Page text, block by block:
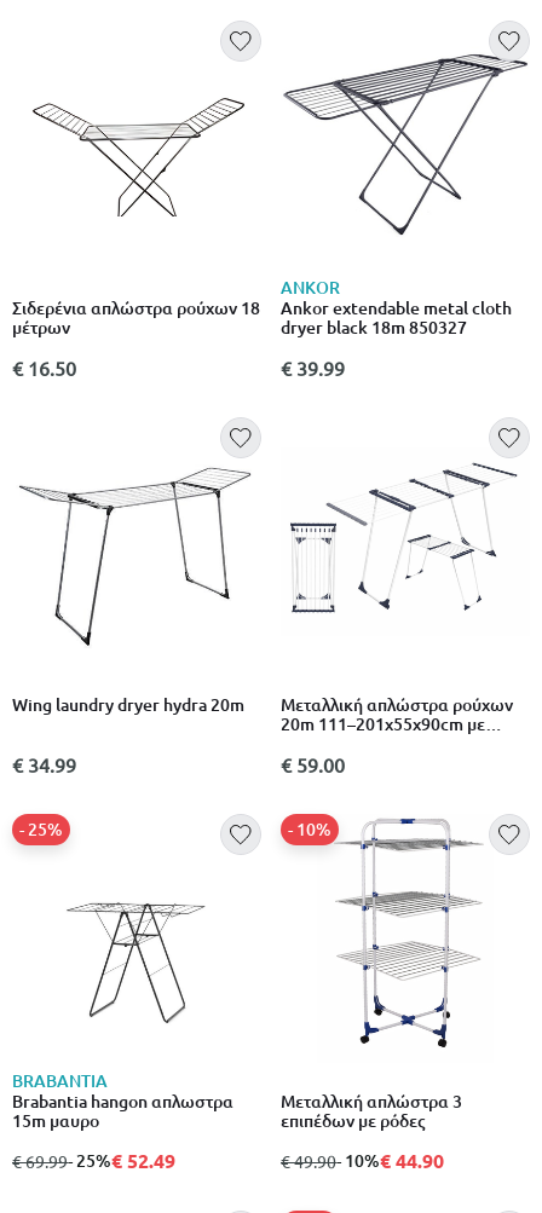
Σιδερένια απλώστρα ρούχων 18
μέτρων
€ 16.50
ANKOR
Ankor extendable metal cloth
dryer black 18m 850327
€ 39.99
Wing laundry dryer hydra 20m
€ 34.99
Μεταλλική απλώστρα ρούχων
20m 111–201x55x90cm με
επιφάνεια απλώματος 1 τεμάχιο
€ 59.00
BRABANTIA
Brabantia hangon απλωστρα
15m μαυρο
από
€ 69.99σε
- 25%
- 25%€ 52.49
Μεταλλική απλώστρα 3
επιπέδων με ρόδες
από
€ 49.90σε
- 10%
- 10%€ 44.90